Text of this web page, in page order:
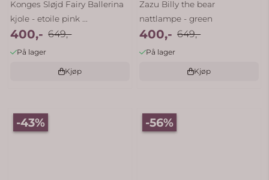
Konges Sløjd Fairy Ballerina
kjole - etoile pink ...
400,- 649,-
På lager
Kjøp
Zazu Billy the bear
nattlampe - green
400,- 649,-
På lager
Kjøp
-43% -56%